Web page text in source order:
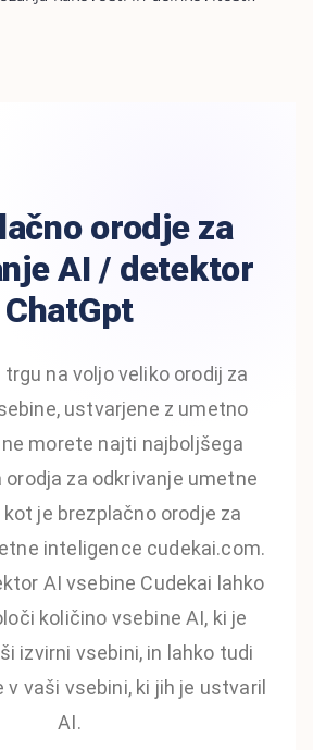
orodje za
AI / detektor
ChatGpt
trgu na voljo veliko orodij za
ustvarjene z umetno
morete najti najboljšega
orodja za odkrivanje umetne
je brezplačno orodje za
inteligence cudekai.com.
AI vsebine Cudekai lahko
količino vsebine AI, ki je
izvirni vsebini, in lahko tudi
vaši vsebini, ki jih je ustvaril
AI.